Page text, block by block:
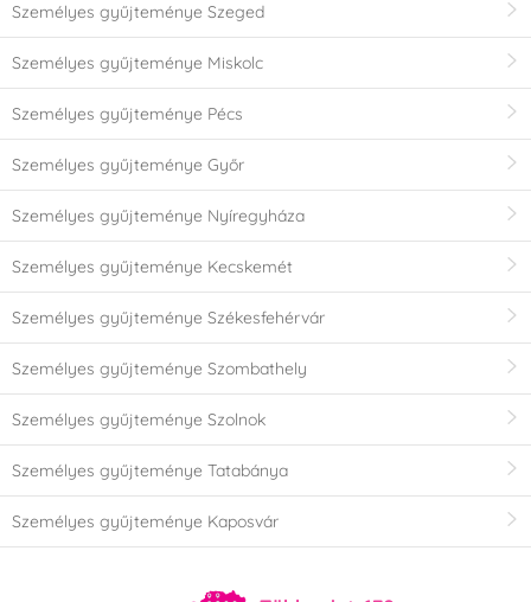
Személyes gyűjteménye Szeged
Személyes gyűjteménye Miskolc
Személyes gyűjteménye Pécs
Személyes gyűjteménye Győr
Személyes gyűjteménye Nyíregyháza
Személyes gyűjteménye Kecskemét
Személyes gyűjteménye Székesfehérvár
Személyes gyűjteménye Szombathely
Személyes gyűjteménye Szolnok
Személyes gyűjteménye Tatabánya
Személyes gyűjteménye Kaposvár